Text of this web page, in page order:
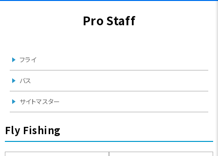
Pro Staff
フライ
バス
サイトマスター
Fly Fishing